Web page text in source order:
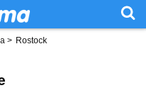
> Rostock